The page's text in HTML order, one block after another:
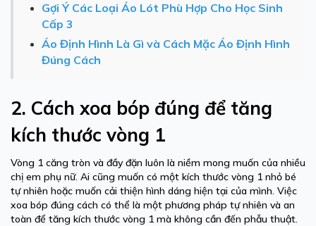
Gợi Ý Các Loại Áo Lót Phù Hợp Cho Học Sinh
Cấp 3
Áo Định Hình Là Gì và Cách Mặc Áo Định Hình
Đúng Cách
2. Cách xoa bóp đúng để tăng
kích thước vòng 1
Vòng 1 căng tròn và đầy đặn luôn là niềm mong muốn của nhiều
chị em phụ nữ. Ai cũng muốn có một kích thước vòng 1 nhỏ bé
tự nhiên hoặc muốn cải thiện hình dáng hiện tại của mình. Việc
xoa bóp đúng cách có thể là một phương pháp tự nhiên và an
toàn để tăng kích thước vòng 1 mà không cần đến phẫu thuật.